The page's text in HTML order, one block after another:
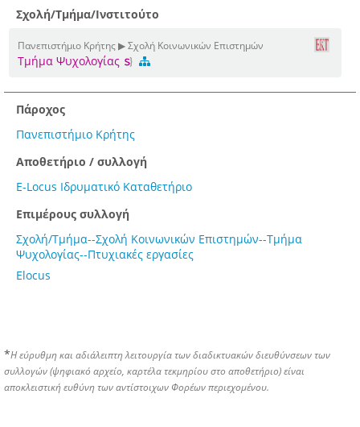
Σχολή/Τμήμα/Ινστιτούτο
Πανεπιστήμιο Κρήτης ▶ Σχολή Κοινωνικών Επιστημών
Τμήμα Ψυχολογίας
Πάροχος
Πανεπιστήμιο Κρήτης
Αποθετήριο / συλλογή
E-Locus Ιδρυματικό Καταθετήριο
Επιμέρους συλλογή
Σχολή/Τμήμα--Σχολή Κοινωνικών Επιστημών--Τμήμα
Ψυχολογίας--Πτυχιακές εργασίες
Elocus
*Η εύρυθμη και αδιάλειπτη λειτουργία των διαδικτυακών διευθύνσεων των
συλλογών (ψηφιακό αρχείο, καρτέλα τεκμηρίου στο αποθετήριο) είναι
αποκλειστική ευθύνη των αντίστοιχων Φορέων περιεχομένου.